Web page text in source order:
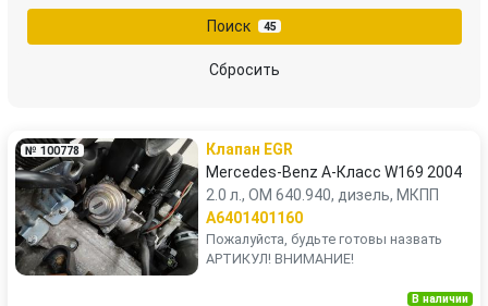
Поиск 45
Сбросить
№ 100778
Клапан EGR
Mercedes-Benz A-Класс W169 2004
2.0 л., OM 640.940, дизель, МКПП
A6401401160
Пожалуйста, будьте готовы назвать
АРТИКУЛ! ВНИМАНИЕ!
В наличии